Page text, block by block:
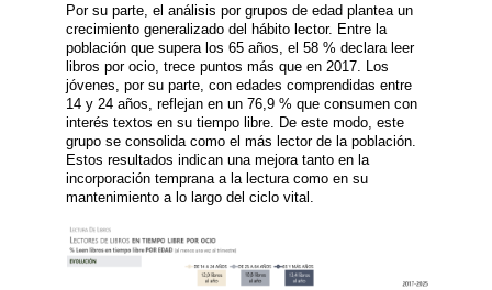
Por su parte, el análisis por grupos de edad plantea un
crecimiento generalizado del hábito lector. Entre la
población que supera los 65 años, el 58 % declara leer
libros por ocio, trece puntos más que en 2017. Los
jóvenes, por su parte, con edades comprendidas entre
14 y 24 años, reflejan en un 76,9 % que consumen con
interés textos en su tiempo libre. De este modo, este
grupo se consolida como el más lector de la población.
Estos resultados indican una mejora tanto en la
incorporación temprana a la lectura como en su
mantenimiento a lo largo del ciclo vital.